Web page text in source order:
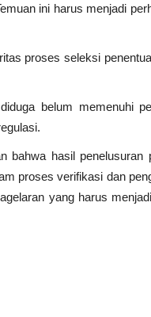
ini harus menjadi
proses seleksi
belum memenuhi
bahwa hasil penelusuran
proses verifikasi dan
yang harus